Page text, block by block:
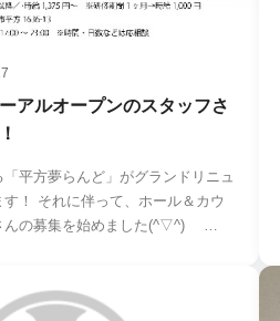
アルオープンのスタッフさ
平方夢らんど」がグランドリニュ
！ それに伴って、ホール＆カウ